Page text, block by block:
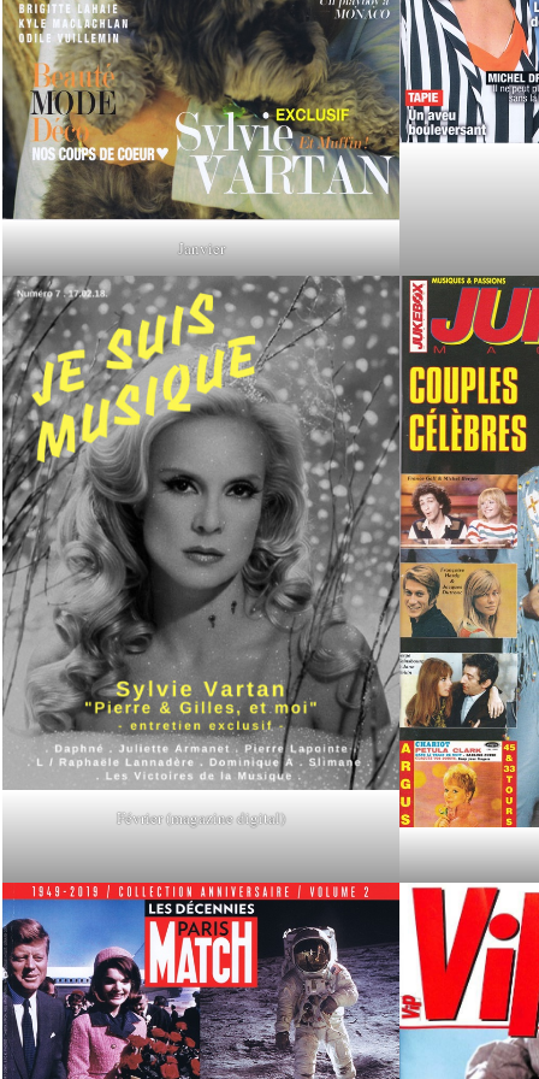
Janvier
Février (magazine digital)